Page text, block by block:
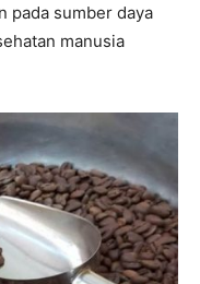
pada sumber daya
manusia